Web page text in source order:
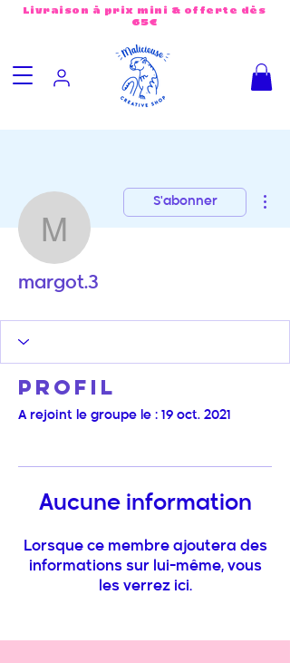
Livraison à prix mini & offerte dès
65€
margot.3
S'abonner
margot.3
Profil
A rejoint le groupe le : 19 oct. 2021
Aucune information
Lorsque ce membre ajoutera des
informations sur lui-même, vous
les verrez ici.